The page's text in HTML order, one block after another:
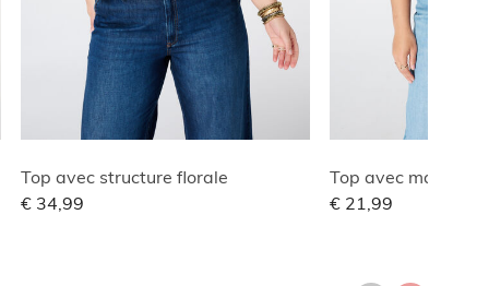
Top avec structure florale
€ 34,99
Top avec manches
€ 21,99